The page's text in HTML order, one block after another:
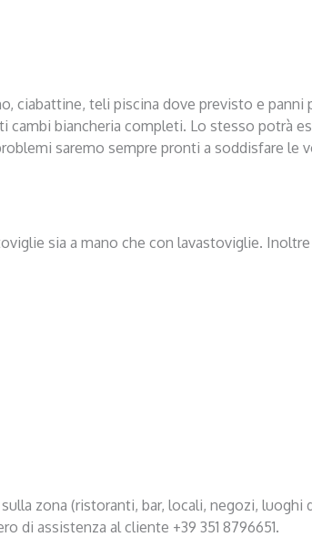
ciabattine, teli piscina dove previsto e panni
biancheria completi. Lo stesso potrà
saremo sempre pronti a soddisfare le
sia a mano che con lavastoviglie.
zona (ristoranti, bar, locali, negozi, luoghi
di assistenza al cliente +39 351 8796651.